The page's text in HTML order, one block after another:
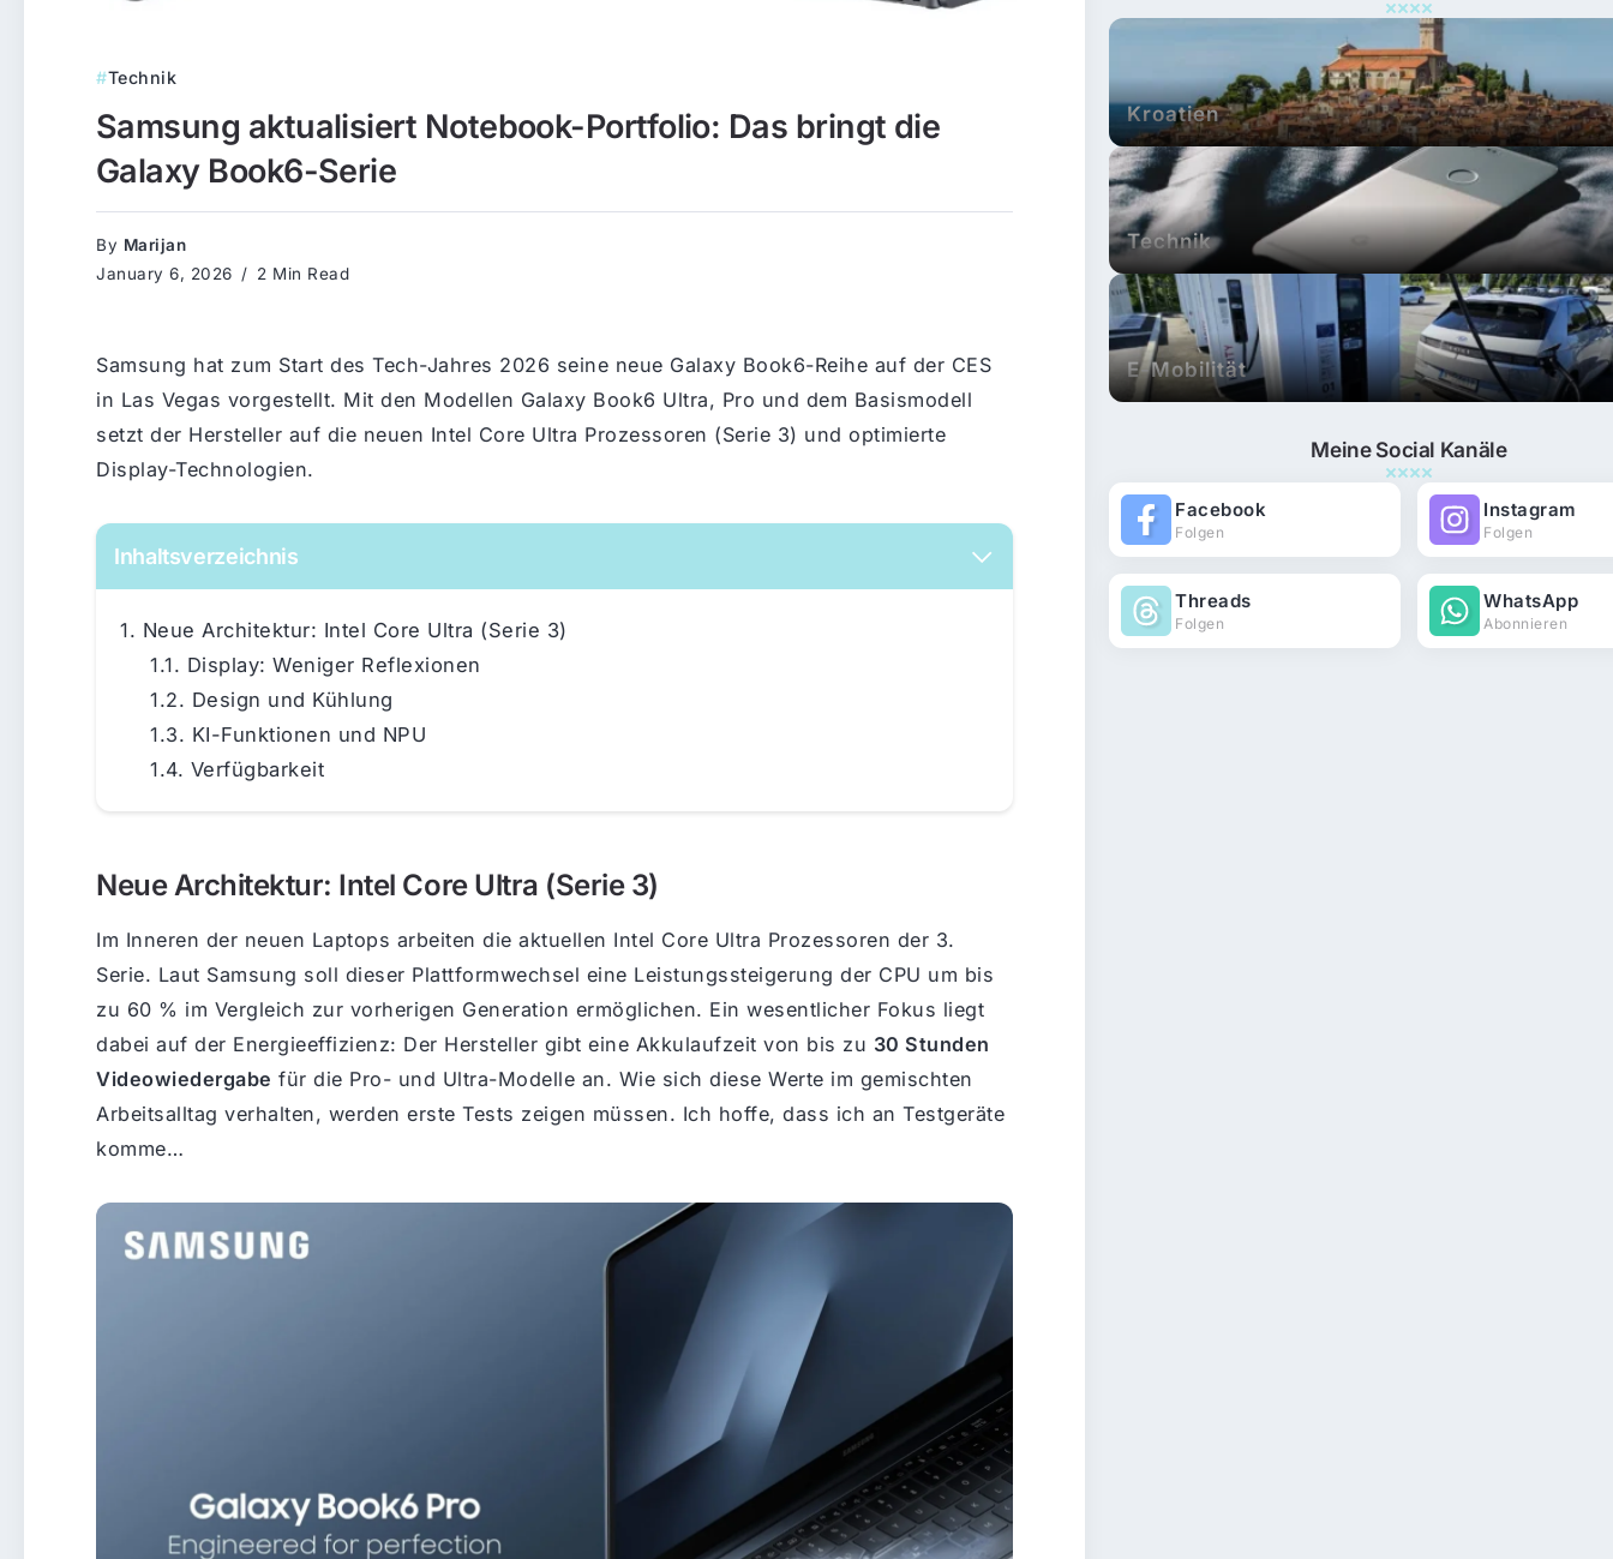
Technik
Samsung aktualisiert Notebook-Portfolio: Das bringt die
Galaxy Book6-Serie
By Marijan
January 6, 2026
2 Min Read
Samsung hat zum Start des Tech-Jahres 2026 seine neue Galaxy Book6-Reihe auf der CES
in Las Vegas vorgestellt. Mit den Modellen Galaxy Book6 Ultra, Pro und dem Basismodell
setzt der Hersteller auf die neuen Intel Core Ultra Prozessoren (Serie 3) und optimierte
Display-Technologien.
Inhaltsverzeichnis
Neue Architektur: Intel Core Ultra (Serie 3)
Display: Weniger Reflexionen
Design und Kühlung
KI-Funktionen und NPU
Verfügbarkeit
Neue Architektur: Intel Core Ultra (Serie 3)
Im Inneren der neuen Laptops arbeiten die aktuellen Intel Core Ultra Prozessoren der 3.
Serie. Laut Samsung soll dieser Plattformwechsel eine Leistungssteigerung der CPU um bis
zu 60 % im Vergleich zur vorherigen Generation ermöglichen. Ein wesentlicher Fokus liegt
dabei auf der Energieeffizienz: Der Hersteller gibt eine Akkulaufzeit von bis zu 30 Stunden
Videowiedergabe für die Pro- und Ultra-Modelle an. Wie sich diese Werte im gemischten
Arbeitsalltag verhalten, werden erste Tests zeigen müssen. Ich hoffe, dass ich an Testgeräte
komme…
Kroatien
Technik
E-Mobilität
Meine Social Kanäle
Facebook
Folgen
Instagram
Folgen
Threads
Folgen
WhatsApp
Abonnieren